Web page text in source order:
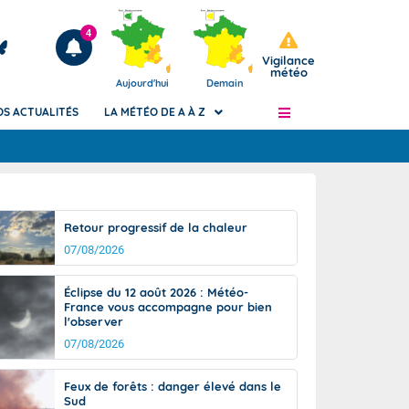
Articles
4
Aujourd'hui Demain
Vigilance
météo
de
Phénomènes dangereux de J+2 à J+7
Avertissement pluies intenses à l'échelle
des communes (Apic)
Bulletins Marine
Bulletins d'estimation du risque
d'avalanche
Météo des forêts
Vigicrues
ACTUALITÉS LA MÉTÉO DE A À Z
Retour progressif de la chaleur
07/08/2026
Éclipse du 12 août 2026 : Météo-
France vous accompagne pour bien
l'observer
07/08/2026
Feux de forêts : danger élevé dans le
Sud